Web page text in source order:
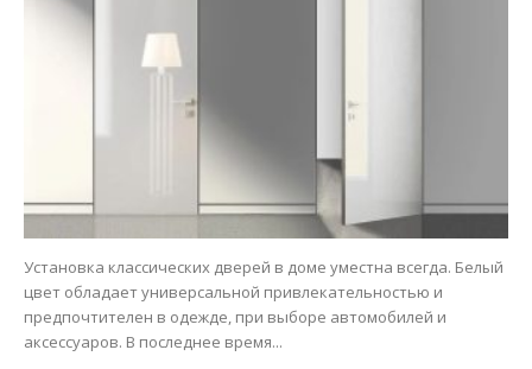
Установка классических дверей в доме уместна всегда. Белый
цвет обладает универсальной привлекательностью и
предпочтителен в одежде, при выборе автомобилей и
аксессуаров. В последнее время...